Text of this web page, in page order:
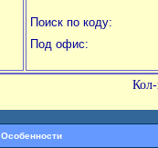
Поиск по коду:
Под офис:
Кол-
Особенности